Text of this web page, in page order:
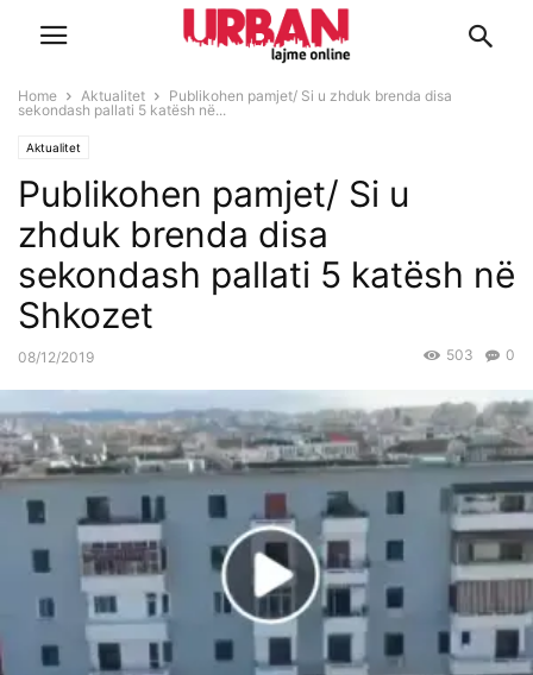
Home Aktualitet
Publikohen pamjet/ Si u zhduk brenda disa
sekondash pallati 5 katësh në...
Aktualitet
Publikohen pamjet/ Si u
zhduk brenda disa
sekondash pallati 5 katësh në
Shkozet
08/12/2019 0
503